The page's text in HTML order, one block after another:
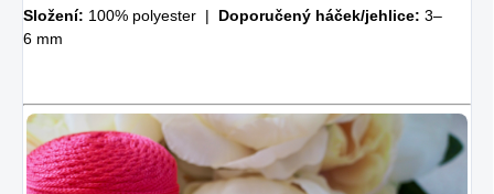
Složení: 100% polyester | Doporučený háček/jehlice: 3–
6 mm